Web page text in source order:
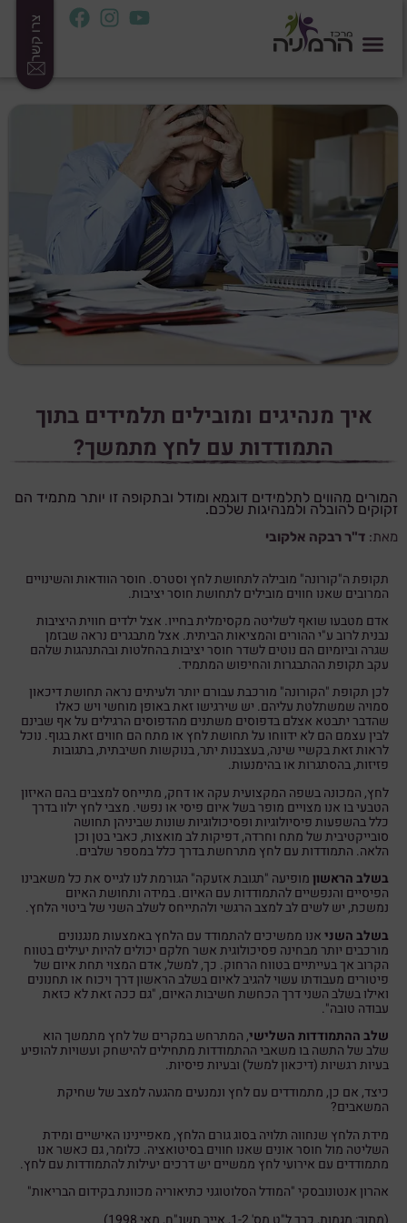
צרו קשר
איך מנהיגים ומובילים תלמידים בתוך
התמודדות עם לחץ מתמשך?
המורים מהווים לתלמידים דוגמא ומודל ובתקופה זו יותר מתמיד הם
זקוקים להובלה ולמנהיגות שלכם.
מאת: ד"ר רבקה אלקובי
תקופת ה"קורונה" מובילה לתחושת לחץ וסטרס. חוסר הוודאות והשינויים
המרובים שאנו חווים מובילים לתחושת חוסר יציבות.
אדם מטבעו שואף לשליטה מקסימלית בחייו. אצל ילדים חווית היציבות
נבנית לרוב ע"י ההורים והמציאות הביתית. אצל מתבגרים נראה שבזמן
שגרה וביומיום הם נוטים לשדר חוסר יציבות בהחלטות ובהתנהגות שלהם
עקב תקופת ההתבגרות והחיפוש המתמיד.
לכן תקופת "הקורונה" מורכבת עבורם יותר ולעיתים נראה תחושת דיכאון
סמויה שמשתלטת עליהם. יש שירגישו זאת באופן מוחשי ויש כאלו
שהדבר יתבטא אצלם בדפוסים משתנים מהדפוסים הרגילים על אף שבינם
לבין עצמם הם לא ידווחו על תחושת לחץ או מתח הם חווים זאת בגוף. נוכל
לראות זאת בקשיי שינה, בעצבנות יתר, בנוקשות חשיבתית, בתגובות
פזיזות, בהסתגרות או בהימנעות.
לחץ, המכונה בשפה המקצועית עקה או דחק, מתייחס למצבים בהם האיזון
הטבעי בו אנו מצויים מופר בשל איום פיסי או נפשי. מצבי לחץ ילוו בדרך
כלל בהשפעות פיסיולוגיות ופסיכולוגיות שונות שביניהן תחושה
סובייקטיבית של מתח וחרדה, דפיקות לב מואצות, כאבי בטן וכן
הלאה. התמודדות עם לחץ מתרחשת בדרך כלל במספר שלבים.
בשלב הראשוןמופיעה "תגובת אזעקה" הגורמת לנו לגייס את כל משאבינו
הפיסיים והנפשיים להתמודדות עם האיום. במידה ותחושת האיום
נמשכת, יש לשים לב למצב הרגשי ולהתייחס לשלב השני של ביטוי הלחץ.
בשלב השניאנו ממשיכים להתמודד עם הלחץ באמצעות מנגנונים
מורכבים יותר מבחינה פסיכולוגית אשר חלקם יכולים להיות יעילים בטווח
הקרוב אך בעייתיים בטווח הרחוק. כך, למשל, אדם המצוי תחת איום של
פיטורים מעבודתו עשוי להגיב לאיום בשלב הראשון דרך ויכוח או תחנונים
ואילו בשלב השני דרך הכחשת חשיבות האיום, "גם ככה זאת לא כזאת
עבודה טובה".
שלב ההתמודדות השלישי, המתרחש במקרים של לחץ מתמשך הוא
שלב של התשה בו משאבי ההתמודדות מתחילים להישחק ועשויות להופיע
בעיות רגשיות (דיכאון למשל) ובעיות פיסיות.
כיצד, אם כן, מתמודדים עם לחץ ונמנעים מהגעה למצב של שחיקת
המשאבים?
מידת הלחץ שנחווה תלויה בסוג גורם הלחץ, מאפיינינו האישיים ומידת
השליטה מול חוסר אונים שאנו חווים בסיטואציה. כלומר, גם כאשר אנו
מתמודדים עם אירועי לחץ ממשיים יש דרכים יעילות להתמודדות עם לחץ.
אהרון אנטונובסקי "המודל הסלוטוגני כתיאוריה מכוונת בקידום הבריאות"